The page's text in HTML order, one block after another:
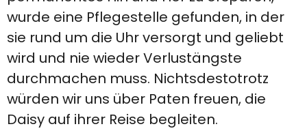
wurde eine Pflegestelle gefunden, in der
sie rund um die Uhr versorgt und geliebt
wird und nie wieder Verlustängste
durchmachen muss. Nichtsdestotrotz
würden wir uns über Paten freuen, die
Daisy auf ihrer Reise begleiten.